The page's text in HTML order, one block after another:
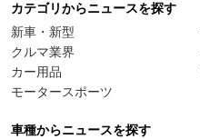
カテゴリからニュースを探す
新車・新型
クルマ業界
カー用品
モータースポーツ
車種からニュースを探す